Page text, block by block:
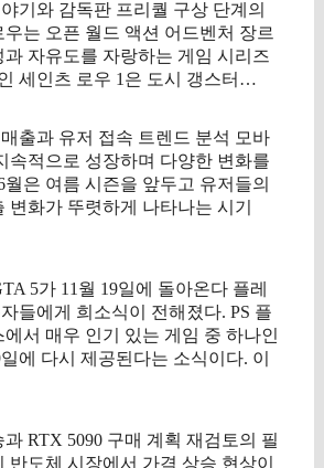
기와 감독판 프리퀄 구상 단계의
는 오픈 월드 액션 어드벤처 장르
자유도를 자랑하는 게임 시리즈
세인츠 로우 1은 도시 갱스터…
출과 유저 접속 트렌드 분석 모바
속적으로 성장하며 다양한 변화를
월은 여름 시즌을 앞두고 유저들의
변화가 뚜렷하게 나타나는 시기
5가 11월 19일에 돌아온다 플레
들에게 희소식이 전해졌다. PS 플
서 매우 인기 있는 게임 중 하나인
에 다시 제공된다는 소식이다. 이
RTX 5090 구매 계획 재검토의 필
반도체 시장에서 가격 상승 현상이